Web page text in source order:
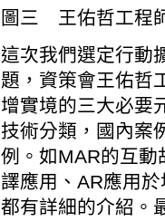
圖三 王佑哲工程
這次我們選定行動
題，資策會王佑哲
增實境的三大必要
技術分類，國內案
例。如MAR的互
譯應用、AR應用
都有詳細的介紹。